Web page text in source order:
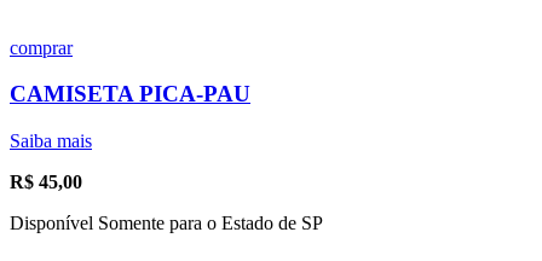
comprar
CAMISETA PICA-PAU
Saiba mais
R$ 45,00
Disponível Somente para o Estado de SP